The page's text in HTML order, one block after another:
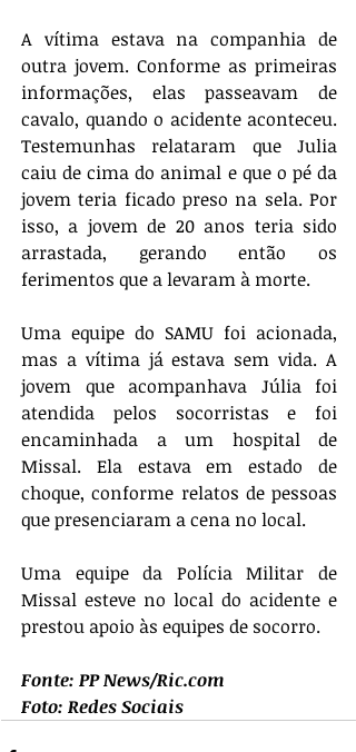
A vítima estava na companhia de
outra jovem. Conforme as primeiras
informações, elas passeavam de
cavalo, quando o acidente aconteceu.
Testemunhas relataram que Julia
caiu de cima do animal e que o pé da
jovem teria ficado preso na sela. Por
isso, a jovem de 20 anos teria sido
arrastada, gerando então os
ferimentos que a levaram à morte.
Uma equipe do SAMU foi acionada,
mas a vítima já estava sem vida. A
jovem que acompanhava Júlia foi
atendida pelos socorristas e foi
encaminhada a um hospital de
Missal. Ela estava em estado de
choque, conforme relatos de pessoas
que presenciaram a cena no local.
Uma equipe da Polícia Militar de
Missal esteve no local do acidente e
prestou apoio às equipes de socorro.
Fonte: PP News/Ric.com
Foto: Redes Sociais